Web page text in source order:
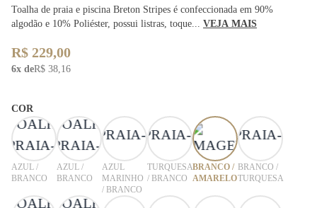
Toalha de praia e piscina Breton Stripes é confeccionada em 90%
algodão e 10% Poliéster, possui listras, toque... VEJA MAIS
R$ 229,00
6x deR$ 38,16
COR
AZUL /
BRANCO
AZUL /
BRANCO
AZUL
MARINHO
/ BRANCO
TURQUESA
/ BRANCO
BRANCO /
AMARELO
BRANCO /
TURQUESA